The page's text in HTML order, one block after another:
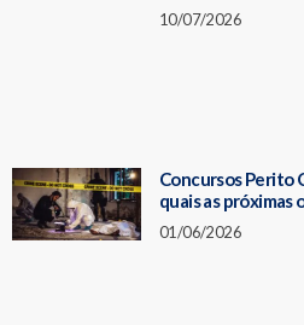
10/07/2026
Concursos Perito
quais as
01/06/2026